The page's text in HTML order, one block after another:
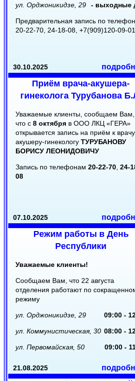
ул. Орджоникидзе, 29
- выходные
Предварительная запись по
20-22-70, 24-18-08, +7(909)120-09-01
30.10.2025
Приём врача-акушера-
гинеколога Турубанова
Уважаемые клиенты, сообщаем Вам,
что с 8 октября в ООО ЛКЦ «ГЕРА»
открывается запись на приём к
акушеру-гинекологу ТУРУБАНОВУ
БОРИСУ ЛЕОНИДОВИЧУ
Запись по телефонам 20-22-70 24-
08
07.10.2025
Режим работы в День
Республики
Уважаемые клиенты!
Сообщаем Вам, что 22 августа
отделения работают по
режиму
ул. Орджоникидзе, 29 09:00 -
ул. Коммунистическая, 30 08:00 -
ул. Первомайская, 50 09:00 -
21.08.2025